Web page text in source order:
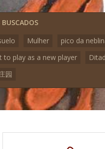
Mulher
pico da
play as a new player
园